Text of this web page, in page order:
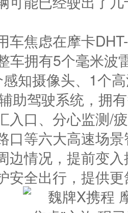
车焦虑在摩卡
车拥有5个毫米波
知摄像头、1个
助驾驶系统，拥
入口、分心监测/
口等六大高速场
边情况，提前变
安全出行，提供